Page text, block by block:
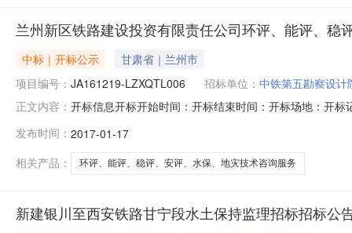
兰州新区铁路建设投资有限责任公司环评、能评、稳
中标｜开标公示
甘肃省｜兰州市
项目编号： JA161219-LZXQTL006 招标单位： 中铁第五勘察设计
正文内容： 开标信息开标开始时间：开标结束时间：开标场地：开
JA161219－LZXQTL0014广州市环境保护工程设计院有
发布时间： 2017-01-17
相关产品：
环评、能评、稳评、安评、水保、地灾技术咨询服务
新建银川至西安铁路甘宁段水土保持监理招标招标公